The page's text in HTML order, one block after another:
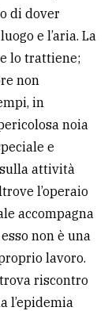
di dover
e l’aria. La
lo trattiene;
non
in
noia
e
attività
l’operaio
accompagna
non è una
lavoro.
trova riscontro
l’epidemia